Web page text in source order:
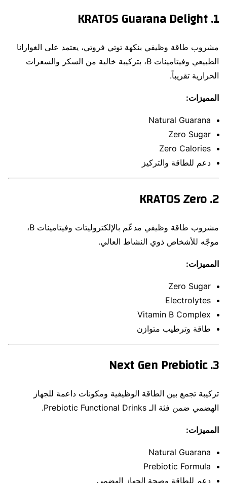
1. KRATOS Guarana Delight
مشروب طاقة وظيفي بنكهة توتي فروتي، يعتمد على الغوارانا
الطبيعي وفيتامينات B، بتركيبة خالية من السكر والسعرات
الحرارية تقريباً.
المميزات:
Natural Guarana
Zero Sugar
Zero Calories
دعم للطاقة والتركيز
2. KRATOS Zero
مشروب طاقة وظيفي مدعّم بالإلكتروليتات وفيتامينات B،
موجّه للأشخاص ذوي النشاط العالي.
المميزات:
Zero Sugar
Electrolytes
Vitamin B Complex
طاقة وترطيب متوازن
3. Next Gen Prebiotic
تركيبة تجمع بين الطاقة الوظيفية ومكونات داعمة للجهاز
الهضمي ضمن فئة الـ Prebiotic Functional Drinks.
المميزات:
Natural Guarana
Prebiotic Formula
دعم للطاقة وصحة الجهاز الهضمي